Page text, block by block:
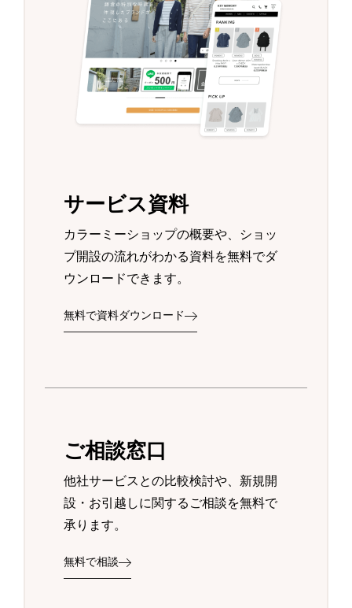
サービス資料
カラーミーショップの概要や、ショッ
プ開設の流れがわかる資料を無料でダ
ウンロードできます。
無料で資料ダウンロード
ご相談窓口
他社サービスとの比較検討や、新規開
設・お引越しに関するご相談を無料で
承ります。
無料で相談